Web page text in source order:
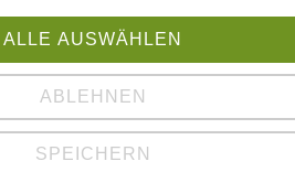
ALLE AUSWÄHLEN
ABLEHNEN
SPEICHERN